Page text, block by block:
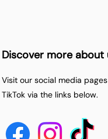
Discover more about
Visit our social media
TikTok via the links below.